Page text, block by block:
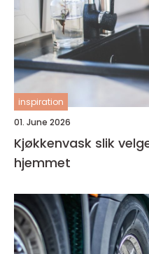
inspiration
01. June 2026
Kjøkkenvask slik velger du riktig modell til
hjemmet